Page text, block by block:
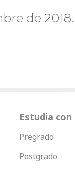
de 2018.
Estudia
Pregrado
Postgrado